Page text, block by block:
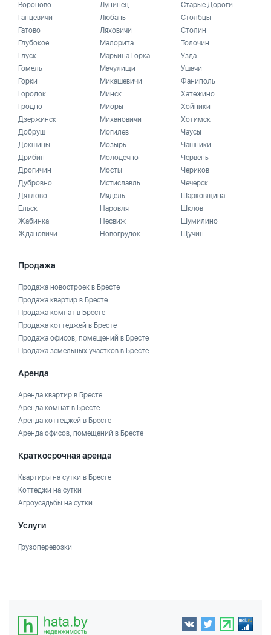
Вороново
Ганцевичи
Гатово
Глубокое
Глуск
Гомель
Горки
Городок
Гродно
Дзержинск
Добруш
Докшицы
Дрибин
Дрогичин
Дубровно
Дятлово
Ельск
Жабинка
Ждановичи
Лунинец
Любань
Ляховичи
Малорита
Марьина Горка
Мачулищи
Микашевичи
Минск
Миоры
Михановичи
Могилев
Мозырь
Молодечно
Мосты
Мстиславль
Мядель
Наровля
Несвиж
Новогрудок
Старые Дороги
Столбцы
Столин
Толочин
Узда
Ушачи
Фаниполь
Хатежино
Хойники
Хотимск
Чаусы
Чашники
Червень
Чериков
Чечерск
Шарковщина
Шклов
Шумилино
Щучин
Продажа
Продажа новостроек в Бресте
Продажа квартир в Бресте
Продажа комнат в Бресте
Продажа коттеджей в Бресте
Продажа офисов, помещений в Бресте
Продажа земельных участков в Бресте
Аренда
Аренда квартир в Бресте
Аренда комнат в Бресте
Аренда коттеджей в Бресте
Аренда офисов, помещений в Бресте
Краткосрочная аренда
Квартиры на сутки в Бресте
Коттеджи на сутки
Агроусадьбы на сутки
Услуги
Грузоперевозки